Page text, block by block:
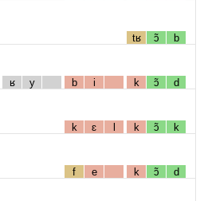
tʁ ɔ̃ b
ʁ y b i k ɔ̃ d
k ɛ l k ɔ̃ k
f e k ɔ̃ d